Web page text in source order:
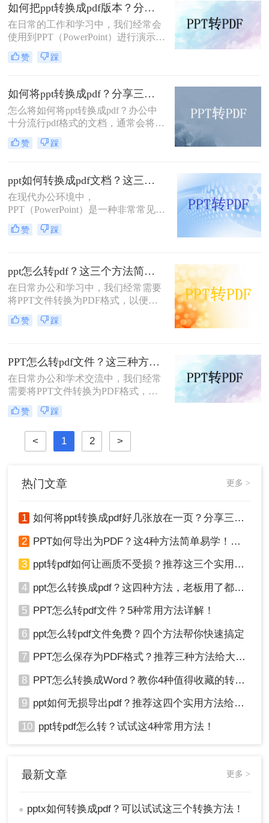
如何把ppt转换成pdf版本？分享四个高效转换方法！
在日常的工作和学习中，我们经常会
使用到PPT（PowerPoint）进行演示和
报告。然而，有时我们可能需要将
PPT文件转换成PDF版本，以便于在
看和分享，或者为了保持演示内容的
格式和布局不变。那么，如何把PPT
转换成PDF版本呢？本文将为您介绍
几种常见的方法。
赞 踩
如何将ppt转换成pdf？分享三种方法，1分钟轻松解决！
怎么将如何将ppt转换成pdf？办公中
十分流行pdf格式的文档，通常会将一
些制作好的其他格式文档转换成pdf的
格式，其中就有ppt，只要还是因为
人修改你的文档，那么转成pdf是个不
错的方法，那么如何ppt转pdf呢？
赞 踩
ppt如何转换成pdf文档？这三种转换方法超实用！
在现代办公环境中，
PPT（PowerPoint）是一种非常常见的
文件格式，被广泛用于展示和演示。
然而，有时我们可能需要将PPT文件
传递信息。本文将详细介绍PPT如何
转换成PDF文档，为您呈现一篇详尽
的操作指南。
赞 踩
ppt怎么转pdf？这三个方法简单易操作！
在日常办公和学习中，我们经常需要
将PPT文件转换为PDF格式，以便在
各种设备和平台上进行分享、打印或
存档。那么PPT怎么转PDF呢？本文
赞 踩
PPT怎么转pdf文件？这三种方法小白也能轻松学会！
在日常办公和学术交流中，我们经常
需要将PPT文件转换为PDF格式，以
便于分享、打印和保存。PDF格式因
其跨平台兼容性和良好的版面保持能
力，成为了许多场合下的首选格式。
那么PPT怎么转pdf文件呢？本文将介
绍PPT转PDF文件的几种常用方法，
赞 踩
< 1 2 >
热门文章 更多 >
1 如何将ppt转换成pdf好几张放在一页？分享三种简单且高效的方法！
2 PPT如何导出为PDF？这4种方法简单易学！值得收藏！
3 ppt转pdf如何让画质不受损？推荐这三个实用方法给你！
4 ppt怎么转换成pdf？这四种方法，老板用了都给满分！
5 PPT怎么转pdf文件？5种常用方法详解！
6 ppt怎么转pdf文件免费？四个方法帮你快速搞定
7 PPT怎么保存为PDF格式？推荐三种方法给大家！
8 PPT怎么转换成Word？教你4种值得收藏的转换方法!！
9 ppt如何无损导出pdf？推荐这四个实用方法给你！
10 ppt转pdf怎么转？试试这4种常用方法！
最新文章 更多 >
● pptx如何转换成pdf？可以试试这三个转换方法！